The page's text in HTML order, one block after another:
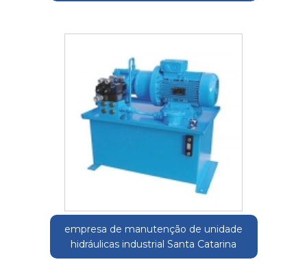
empresa de manutenção de unidade
hidráulicas industrial Santa Catarina